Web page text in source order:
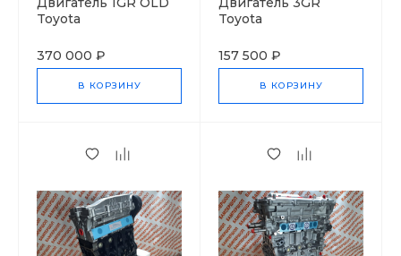
Toyota
370 000 ₽
В КОРЗИНУ
Toyota
157 500 ₽
В КОРЗИНУ